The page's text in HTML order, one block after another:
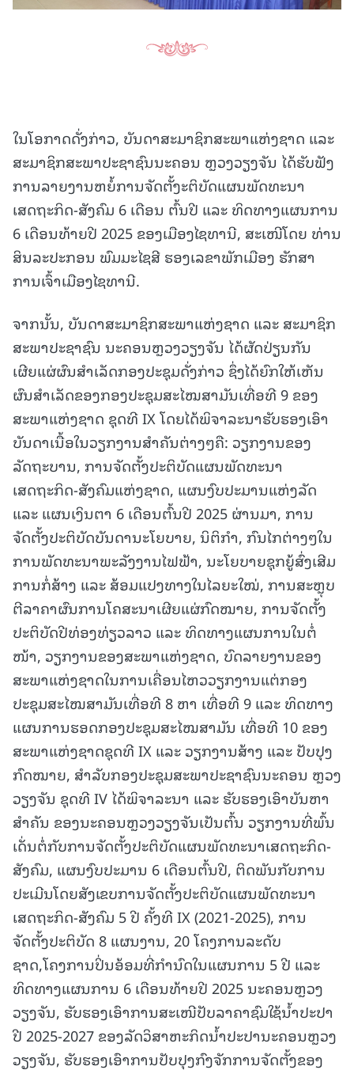
ໃນໂອກາດດັ່ງກ່າວ, ບັນດາສະມາຊິກສະພາແຫ່ງຊາດ ແລະ
ສະມາຊິກສະພາປະຊາຊົນນະຄອນ ຫຼວງວຽງຈັນ ໄດ້ຮັບຟັງ
ການລາຍງານຫຍໍ້ການຈັດຕັ້ງະຕິບັດແຜນພັດທະນາ
ເສດຖະກິດ-ສັງຄົມ 6 ເດືອນ ຕົ້ນປີ ແລະ ທິດທາງແຜນການ
6 ເດືອນທ້າຍປີ 2025 ຂອງເມືອງໄຊທານີ, ສະເໜີໂດຍ ທ່ານ
ສິນລະປະກອນ ພົມມະໄຊສີ ຮອງເລຂາພັກເມືອງ ຮັກສາ
ການເຈົ້າເມືອງໄຊທານີ.
ຈາກນັ້ນ, ບັນດາສະມາຊິກສະພາແຫ່ງຊາດ ແລະ ສະມາຊິກ
ສະພາປະຊາຊົນ ນະຄອນຫຼວງວຽງຈັນ ໄດ້ຜັດປ່ຽນກັນ
ເຜີຍແຜ່ຜົນສຳເລັດກອງປະຊຸມດັ່ງກ່າວ ຊຶ່ງໄດ້ຍົກໃຫ້ເຫັນ
ຜົນສຳເລັດຂອງກອງປະຊຸມສະໄໝສາມັນເທື່ອທີ 9 ຂອງ
ສະພາແຫ່ງຊາດ ຊຸດທີ IX ໂດຍໄດ້ພິຈາລະນາຮັບຮອງເອົາ
ບັນດາເນື້ອໃນວຽກງານສໍາຄັນຕ່າງໆຄື: ວຽກງານຂອງ
ລັດຖະບານ, ການຈັດຕັ້ງປະຕິບັດແຜນພັດທະນາ
ເສດຖະກິດ-ສັງຄົມແຫ່ງຊາດ, ແຜນງົບປະມານແຫ່ງລັດ
ແລະ ແຜນເງິນຕາ 6 ເດືອນຕົ້ນປີ 2025 ຜ່ານມາ, ການ
ຈັດຕັ້ງປະຕິບັດບັນດານະໂຍບາຍ, ນິຕິກໍາ, ກົນໄກຕ່າງໆໃນ
ການພັດທະນາພະລັງງານໄຟຟ້າ, ນະໂຍບາຍຊຸກຍູ້ສົ່ງເສີມ
ການກໍ່ສ້າງ ແລະ ສ້ອມແປງທາງໃນໄລຍະໃໝ່, ການສະຫຼຸບ
ຕີລາຄາຜົນການໂຄສະນາເຜີຍແຜ່ກົດໝາຍ, ການຈັດຕັ້ງ
ປະຕິບັດປີທ່ອງທ່ຽວລາວ ແລະ ທິດທາງແຜນການໃນຕໍ່
ໜ້າ, ວຽກງານຂອງສະພາແຫ່ງຊາດ, ບົດລາຍງານຂອງ
ສະພາແຫ່ງຊາດໃນການເຄື່ອນໄຫວວຽກງານແຕ່ກອງ
ປະຊຸມສະໄໝສາມັນເທື່ອທີ 8 ຫາ ເທື່ອທີ 9 ແລະ ທິດທາງ
ແຜນການຮອດກອງປະຊຸມສະໄໝສາມັນ ເທື່ອທີ 10 ຂອງ
ສະພາແຫ່ງຊາດຊຸດທີ IX ແລະ ວຽກງານສ້າງ ແລະ ປັບປຸງ
ກົດໝາຍ, ສຳລັບກອງປະຊຸມສະພາປະຊາຊົນນະຄອນ ຫຼວງ
ວຽງຈັນ ຊຸດທີ IV ໄດ້ພິຈາລະນາ ແລະ ຮັບຮອງເອົາບັນຫາ
ສໍາຄັນ ຂອງນະຄອນຫຼວງວຽງຈັນເປັນຕົ້ນ ວຽກງານທີ່ພົ້ນ
ເດັ່ນຕໍ່ກັບການຈັດຕັ້ງປະຕິບັດແຜນພັດທະນາເສດຖະກິດ-
ສັງຄົມ, ແຜນງົບປະມານ 6 ເດືອນຕົ້ນປີ, ຕິດພັນກັບການ
ປະເມີນໂດຍສັງເຂບການຈັດຕັ້ງປະຕິບັດແຜນພັດທະນາ
ເສດຖະກິດ-ສັງຄົມ 5 ປີ ຄັ້ງທີ IX (2021-2025), ການ
ຈັດຕັ້ງປະຕິບັດ 8 ແຜນງານ, 20 ໂຄງການລະດັບ
ຊາດ,ໂຄງການປິ່ນອ້ອມທີ່ກໍານົດໃນແຜນການ 5 ປີ ແລະ
ທິດທາງແຜນການ 6 ເດືອນທ້າຍປີ 2025 ນະຄອນຫຼວງ
ວຽງຈັນ, ຮັບຮອງເອົາການສະເໜີປັບລາຄາຊົມໃຊ້ນໍ້າປະປາ
ປີ 2025-2027 ຂອງລັດວິສາຫະກິດນໍ້າປະປານະຄອນຫຼວງ
ວຽງຈັນ, ຮັບຮອງເອົາການປັບປຸງກົງຈັກການຈັດຕັ້ງຂອງ